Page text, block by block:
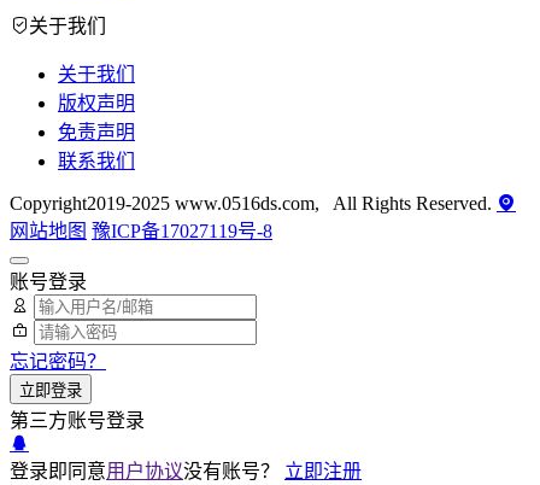
关于我们
关于我们
版权声明
免责声明
联系我们
Copyright2019-2025 www.0516ds.com, All Rights Reserved.
网站地图 豫ICP备17027119号-8
账号登录
忘记密码？
立即登录
第三方账号登录
登录即同意用户协议没有账号？ 立即注册